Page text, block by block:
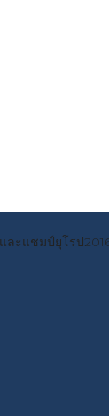
ละแชมป์ยุโรป